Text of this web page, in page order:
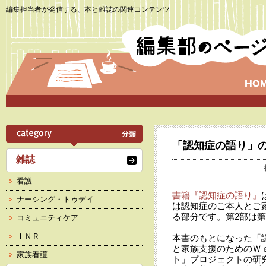
編集担当者が発信する、本と雑誌の関連コンテンツ
「認知症の語り」
書籍『認知症の語り』
は認知症のご本人とご
る部分です。第2部は
本書のもとになった「
と家族支援のためのＷ
ト」プロジェクトの研
雑誌
看護
ナーシング・トゥデイ
コミュニティケア
ＩＮＲ
家族看護